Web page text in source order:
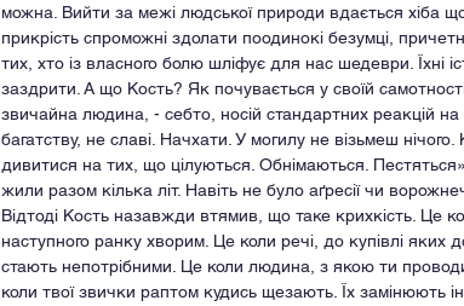
можна. Вийти за межі людської природи вдається хіба
прикрість спроможні здолати поодинокі безумці,
тих, хто із власного болю шліфує для нас шедеври. Їхні
заздрити. А що Кость? Як почувається у своїй
звичайна людина, - себто, носій стандартних реакцій
багатству, не славі. Начхати. У могилу не візьмеш
дивитися на тих, що цілуються. Обнімаються.
жили разом кілька літ. Навіть не було аґресії чи
Відтоді Кость назавжди втямив, що таке крихкість. Це
наступного ранку хворим. Це коли речі, до купівлі яких
стають непотрібними. Це коли людина, з якою ти
коли твої звички раптом кудись щезають. Їх замінюють